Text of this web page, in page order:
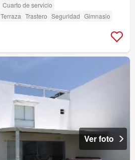
Cuarto de servicio
Terraza Trastero Seguridad Gimnasio
Ver foto